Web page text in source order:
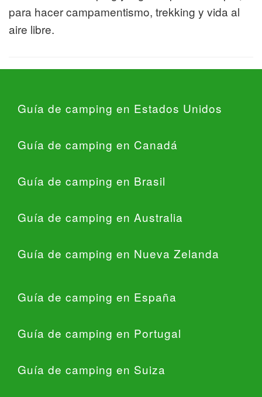
para hacer campamentismo, trekking y vida al
aire libre.
Guía de camping en Estados Unidos
Guía de camping en Canadá
Guía de camping en Brasil
Guía de camping en Australia
Guía de camping en Nueva Zelanda
Guía de camping en España
Guía de camping en Portugal
Guía de camping en Suiza